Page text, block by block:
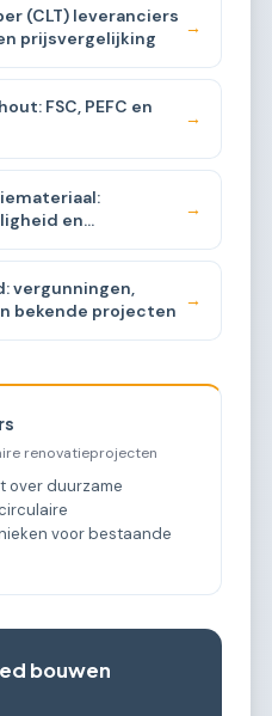
(CLT) leveranciers
prijsvergelijking
→
FSC, PEFC en
→
en
→
vergunningen,
bekende projecten
→
renovatieprojecten
over duurzame
voor bestaande
bouwen